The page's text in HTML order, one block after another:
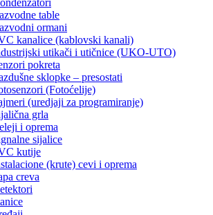
table
ormani
kanalice (kablovski kanali)
utikači i utičnice (UKO-UTO)
pokreta
sklopke – presostati
(Fotoćelije)
(uredjaji za programiranje)
grla
i oprema
sijalice
kutije
(krute) cevi i oprema
creva